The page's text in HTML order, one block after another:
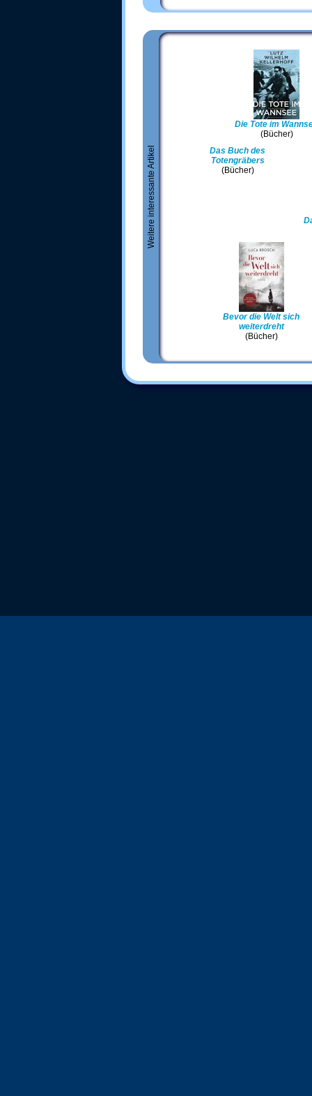
Weitere interessante Artikel
Die Tote im
(Bücher)
Das Buch des
Totengräbers
(Bücher)
Bevor die Welt sich
weiterdreht
(Bücher)